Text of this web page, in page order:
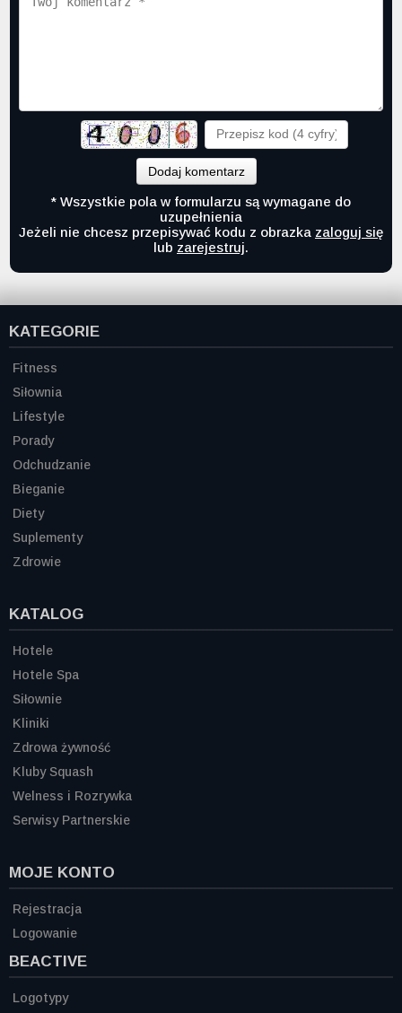
Dodaj komentarz
* Wszystkie pola w formularzu są wymagane do
uzupełnienia
Jeżeli nie chcesz przepisywać kodu z obrazka zaloguj się
lub zarejestruj.
KATEGORIE
Fitness
Siłownia
Lifestyle
Porady
Odchudzanie
Bieganie
Diety
Suplementy
Zdrowie
KATALOG
Hotele
Hotele Spa
Siłownie
Kliniki
Zdrowa żywność
Kluby Squash
Welness i Rozrywka
Serwisy Partnerskie
MOJE KONTO
Rejestracja
Logowanie
BEACTIVE
Logotypy